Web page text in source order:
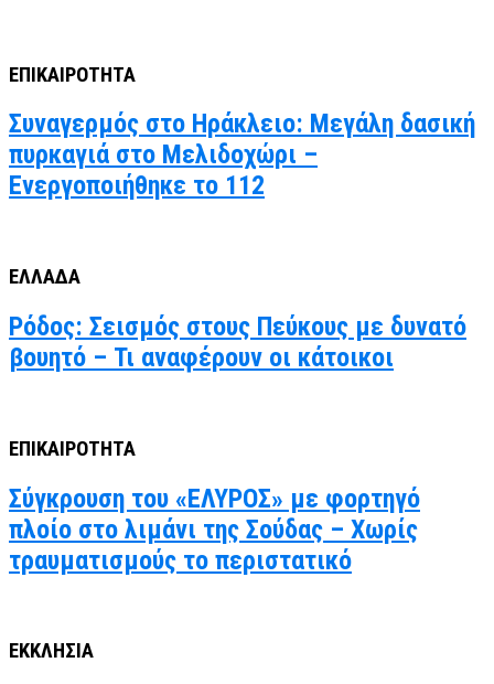
ΕΠΙΚΑΙΡΟΤΗΤΑ
Συναγερμός στο Ηράκλειο: Μεγάλη δασική
πυρκαγιά στο Μελιδοχώρι –
Ενεργοποιήθηκε το 112
ΕΛΛΑΔΑ
Ρόδος: Σεισμός στους Πεύκους με δυνατό
βουητό – Τι αναφέρουν οι κάτοικοι
ΕΠΙΚΑΙΡΟΤΗΤΑ
Σύγκρουση του «ΕΛΥΡΟΣ» με φορτηγό
πλοίο στο λιμάνι της Σούδας – Χωρίς
τραυματισμούς το περιστατικό
ΕΚΚΛΗΣΙΑ